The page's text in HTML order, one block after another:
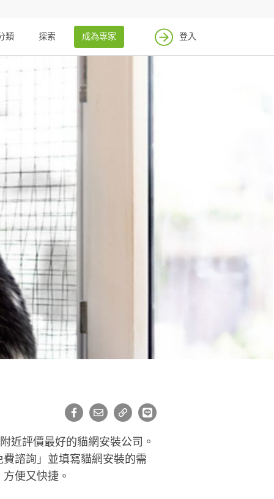
類 探索 成為專家 登入
近評價最好的貓網安裝公司。
諮詢」並填寫貓網安裝的需
便又快捷。